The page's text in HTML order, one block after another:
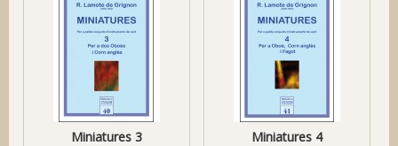
Miniatures 3 Miniatures 4